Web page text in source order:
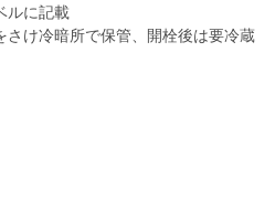
ルに記載
さけ冷暗所で保管、開栓後は要冷蔵